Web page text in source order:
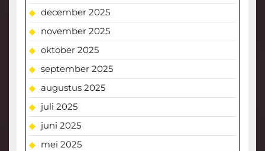
december 2025
november 2025
oktober 2025
september 2025
augustus 2025
juli 2025
juni 2025
mei 2025